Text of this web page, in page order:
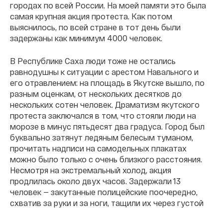
городах по всей России. На моей памяти это была
самая крупная акция протеста. Как потом
выяснилось, по всей стране в тот день были
задержаны как минимум 4000 человек.
В Республике Саха люди тоже не остались
равнодушны к ситуации с арестом Навального и
его отравлением: на площадь в Якутске вышло, по
разным оценкам, от нескольких десятков до
нескольких сотен человек. Драматизм якутского
протеста заключался в том, что стояли люди на
морозе в минус пятьдесят два градуса. Город был
буквально затянут ледяным белесым туманом,
прочитать надписи на самодельных плакатах
можно было только с очень близкого расстояния.
Несмотря на экстремальный холод, акция
продлилась около двух часов. Задержали 13
человек — закутанные полицейские поочередно,
схватив за руки и за ноги, тащили их через густой